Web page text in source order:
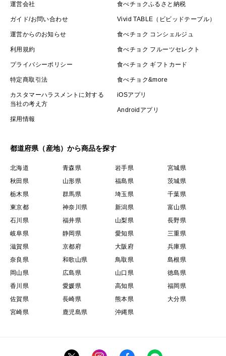
運営会社
ガイド/お問い合わせ
運営からのお知らせ
利用規約
プライバシーポリシー
特定商取引法
カスタマーハラスメントに対する
当社の考え方
採用情報
食べチョクふるさと納税
Vivid TABLE（ビビッドテーブル）
食べチョク コンシェルジュ
食べチョク フルーツセレクト
食べチョク ギフトカード
食べチョク&more
iOSアプリ
Androidアプリ
都道府県（産地）から商品を探す
北海道 青森県 岩手県
宮城県
秋田県
山形県 福島県
茨城県
栃木県
群馬県 埼玉県
千葉県
東京都
神奈川県 新潟県
富山県
石川県
福井県 山梨県
長野県
岐阜県
静岡県 愛知県
三重県
滋賀県
京都府 大阪府
兵庫県
奈良県
和歌山県 鳥取県
島根県
岡山県
広島県 山口県
徳島県
香川県
愛媛県 高知県
福岡県
佐賀県
長崎県 熊本県
大分県
宮崎県
鹿児島県 沖縄県